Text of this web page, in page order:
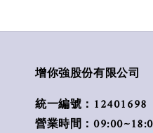
增你強股份有限公司
統一編號：12401698
營業時間：